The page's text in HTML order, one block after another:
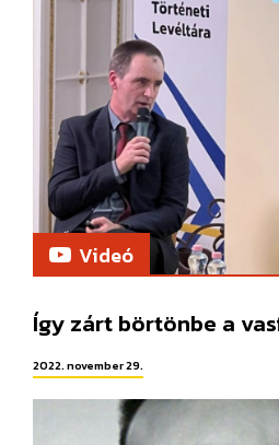
Videó
Így zárt börtönbe a
2022. november 29.